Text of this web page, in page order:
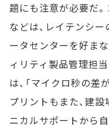
題にも注意が必要だ
などは、レイテンシ
ータセンターを好ま
ィリティ製品管理担
は、「マイクロ秒の差
プリントもまた、建
ニカルサポートから